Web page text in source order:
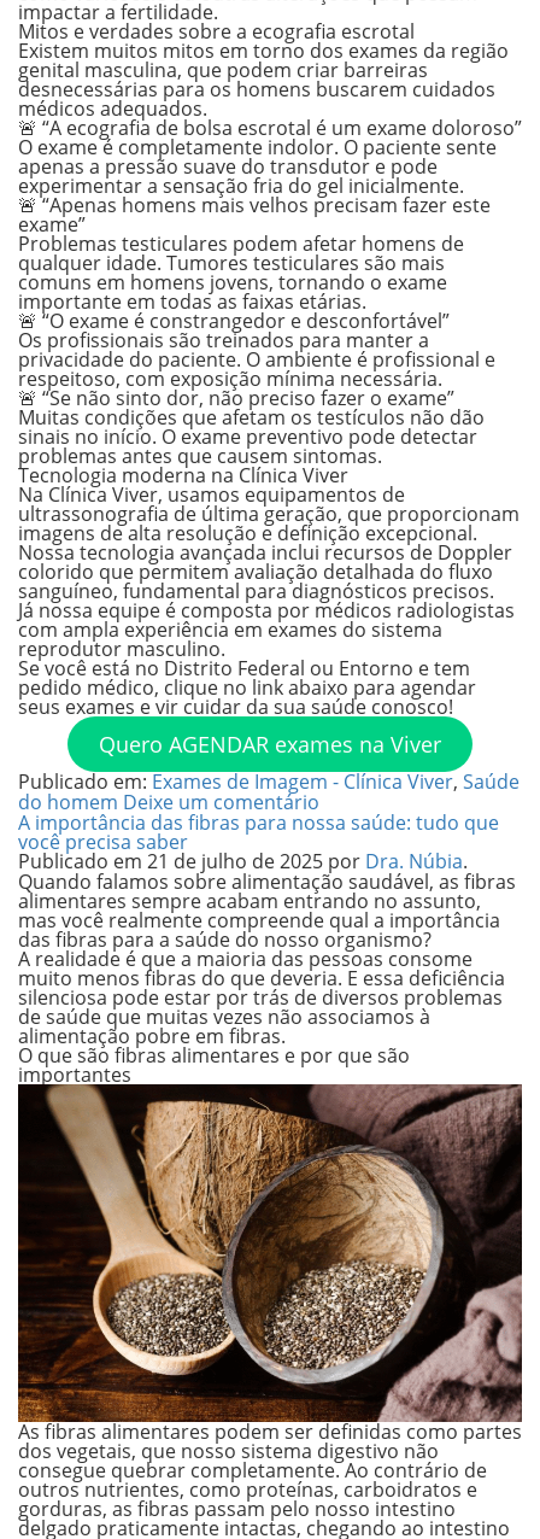
impactar a fertilidade.
Mitos e verdades sobre a ecografia escrotal
Existem muitos mitos em torno dos exames da região
genital masculina, que podem criar barreiras
desnecessárias para os homens buscarem cuidados
médicos adequados.
🚨 “A ecografia de bolsa escrotal é um exame doloroso”
O exame é completamente indolor. O paciente sente
apenas a pressão suave do transdutor e pode
experimentar a sensação fria do gel inicialmente.
🚨“Apenas homens mais velhos precisam fazer este
exame”
Problemas testiculares podem afetar homens de
qualquer idade. Tumores testiculares são mais
comuns em homens jovens, tornando o exame
importante em todas as faixas etárias.
🚨 “O exame é constrangedor e desconfortável”
Os profissionais são treinados para manter a
privacidade do paciente. O ambiente é profissional e
respeitoso, com exposição mínima necessária.
🚨 “Se não sinto dor, não preciso fazer o exame”
Muitas condições que afetam os testículos não dão
sinais no início. O exame preventivo pode detectar
problemas antes que causem sintomas.
Tecnologia moderna na Clínica Viver
Na Clínica Viver, usamos equipamentos de
ultrassonografia de última geração, que proporcionam
imagens de alta resolução e definição excepcional.
Nossa tecnologia avançada inclui recursos de Doppler
colorido que permitem avaliação detalhada do fluxo
sanguíneo, fundamental para diagnósticos precisos.
Já nossa equipe é composta por médicos radiologistas
com ampla experiência em exames do sistema
reprodutor masculino.
Se você está no Distrito Federal ou Entorno e tem
pedido médico, clique no link abaixo para agendar
seus exames e vir cuidar da sua saúde conosco!
Quero AGENDAR exames na Viver
Publicado em: Exames de Imagem - Clínica Viver, Saúde
do homem Deixe um comentário
A importância das fibras para nossa saúde: tudo que
você precisa saber
Publicado em 21 de julho de 2025 por Dra. Núbia.
Quando falamos sobre alimentação saudável, as fibras
alimentares sempre acabam entrando no assunto,
mas você realmente compreende qual a importância
das fibras para a saúde do nosso organismo?
A realidade é que a maioria das pessoas consome
muito menos fibras do que deveria. E essa deficiência
silenciosa pode estar por trás de diversos problemas
de saúde que muitas vezes não associamos à
alimentação pobre em fibras.
O que são fibras alimentares e por que são
importantes
As fibras alimentares podem ser definidas como partes
dos vegetais, que nosso sistema digestivo não
consegue quebrar completamente. Ao contrário de
outros nutrientes, como proteínas, carboidratos e
gorduras, as fibras passam pelo nosso intestino
delgado praticamente intactas, chegando ao intestino